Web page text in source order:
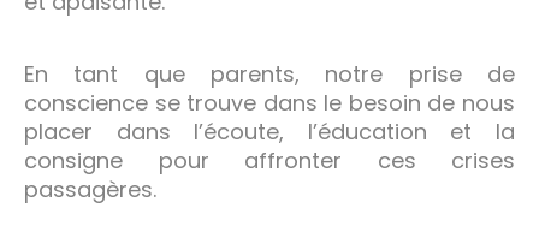
En tant que parents, notre prise de
conscience se trouve dans le besoin de nous
placer dans l’écoute, l’éducation et la
consigne pour affronter ces crises
passagères.